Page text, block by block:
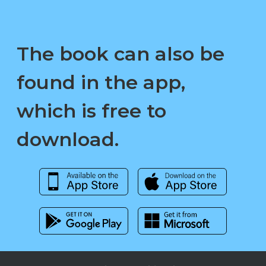
The book can also be
found in the app,
which is free to
download.